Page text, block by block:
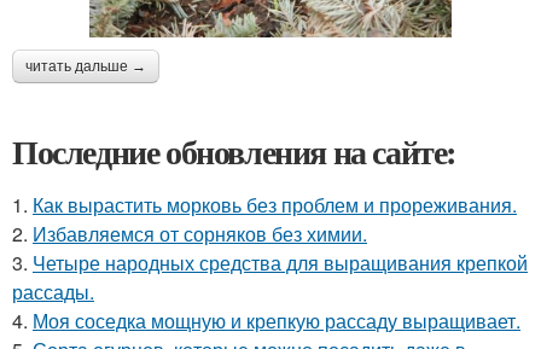
читать дальше →
Последние обновления на сайте:
1. Как вырастить морковь без проблем и прореживания.
2. Избавляемся от сорняков без химии.
3. Четыре народных средства для выращивания крепкой
рассады.
4. Моя соседка мощную и крепкую рассаду выращивает.